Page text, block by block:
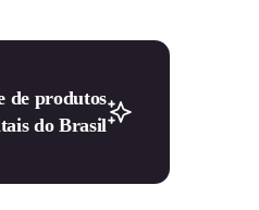
de produtos
do Brasil